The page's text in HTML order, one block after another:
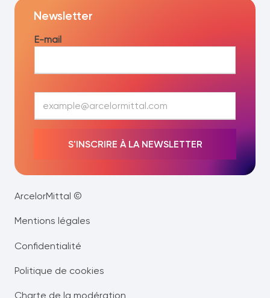
Newsletter
E-mail
*
S'INSCRIRE À LA NEWSLETTER
ArcelorMittal ©
Mentions légales
Confidentialité
Politique de cookies
Charte de la modération